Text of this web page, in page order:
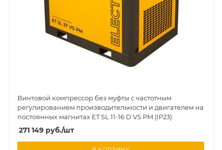
Винтовой компрессор без муфты с частотным
регулированием производительности и двигателем на
постоянных магнитах ET SL 11-16 D VS PM (IP23)
271 149 руб./шт